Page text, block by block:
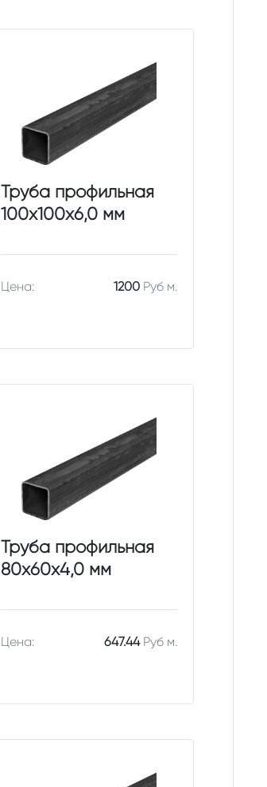
Труба профильная
100х100х6,0 мм
Цена: 1200Руб м.
Труба профильная
80х60х4,0 мм
Цена: 647.44Руб м.